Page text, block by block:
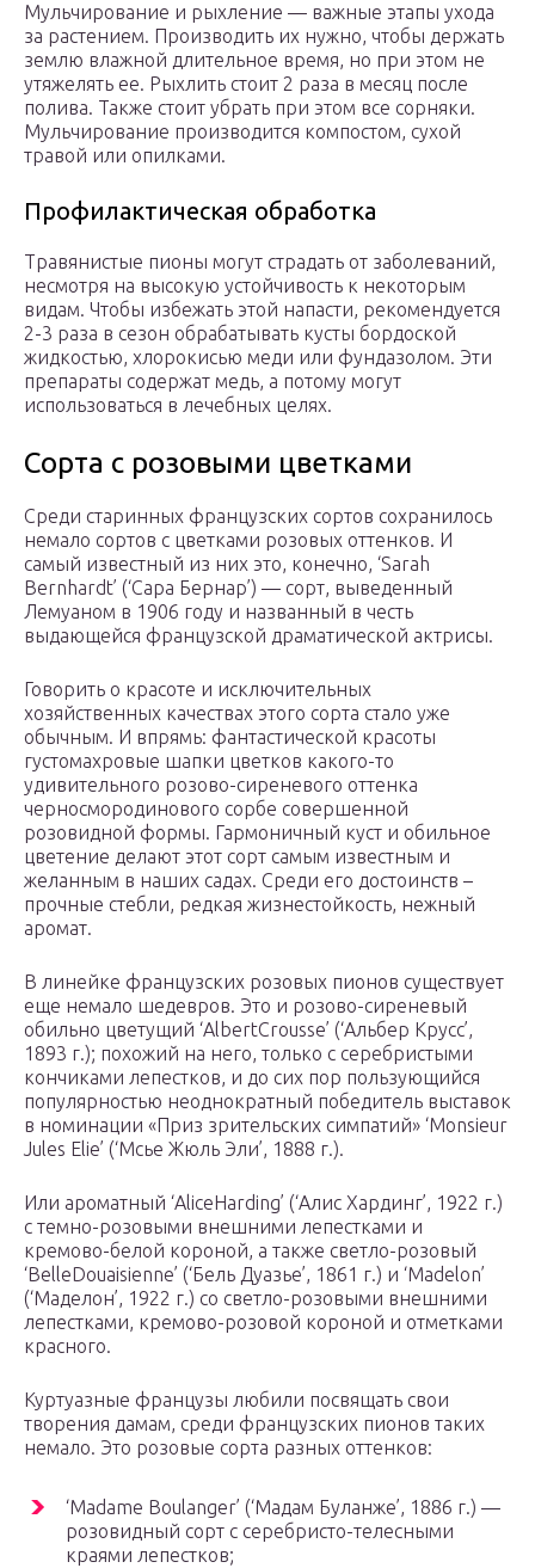
Мульчирование и рыхление — важные этапы ухода
за растением. Производить их нужно, чтобы держать
землю влажной длительное время, но при этом не
утяжелять ее. Рыхлить стоит 2 раза в месяц после
полива. Также стоит убрать при этом все сорняки.
Мульчирование производится компостом, сухой
травой или опилками.
Профилактическая обработка
Травянистые пионы могут страдать от заболеваний,
несмотря на высокую устойчивость к некоторым
видам. Чтобы избежать этой напасти, рекомендуется
2-3 раза в сезон обрабатывать кусты бордоской
жидкостью, хлорокисью меди или фундазолом. Эти
препараты содержат медь, а потому могут
использоваться в лечебных целях.
Сорта с розовыми цветками
Среди старинных французских сортов сохранилось
немало сортов с цветками розовых оттенков. И
самый известный из них это, конечно, ‘Sarah
Bernhardt’ (‘Сара Бернар’) — сорт, выведенный
Лемуаном в 1906 году и названный в честь
выдающейся французской драматической актрисы.
Говорить о красоте и исключительных
хозяйственных качествах этого сорта стало уже
обычным. И впрямь: фантастической красоты
густомахровые шапки цветков какого-то
удивительного розово-сиреневого оттенка
черносмородинового сорбе совершенной
розовидной формы. Гармоничный куст и обильное
цветение делают этот сорт самым известным и
желанным в наших садах. Среди его достоинств –
прочные стебли, редкая жизнестойкость, нежный
аромат.
В линейке французских розовых пионов существует
еще немало шедевров. Это и розово-сиреневый
обильно цветущий ‘AlbertCrousse’ (‘Альбер Крусc’,
1893 г.); похожий на него, только с серебристыми
кончиками лепестков, и до сих пор пользующийся
популярностью неоднократный победитель выставок
в номинации «Приз зрительских симпатий» ‘Monsieur
Jules Elie’ (‘Мсье Жюль Эли’, 1888 г.).
Или ароматный ‘AliceHarding’ (‘Алис Хардинг’, 1922 г.)
с темно-розовыми внешними лепестками и
кремово-белой короной, а также светло-розовый
‘BelleDouaisienne’ (‘Бель Дуазье’, 1861 г.) и ‘Madelon’
(‘Маделон’, 1922 г.) со светло-розовыми внешними
лепестками, кремово-розовой короной и отметками
красного.
Куртуазные французы любили посвящать свои
творения дамам, среди французских пионов таких
немало. Это розовые сорта разных оттенков:
‘Madame Boulanger’ (‘Мадам Буланже’, 1886 г.) —
розовидный сорт с серебристо-телесными
краями лепестков;